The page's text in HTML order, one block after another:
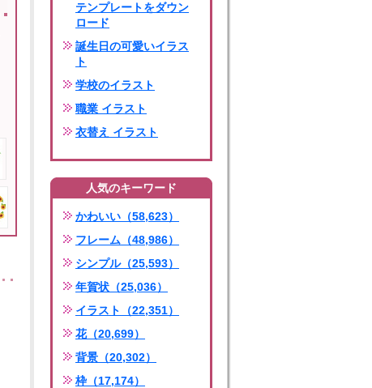
テンプレートをダウン
ロード
誕生日の可愛いイラス
ト
学校のイラスト
職業 イラスト
衣替え イラスト
人気のキーワード
かわいい（58,623）
フレーム（48,986）
シンプル（25,593）
年賀状（25,036）
イラスト（22,351）
花（20,699）
背景（20,302）
枠（17,174）